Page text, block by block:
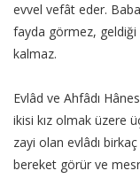
evvel vefât eder.
fayda görmez,
kalmaz.
Evlâd ve Ahfâdı
ikisi kız olmak üzere
zayi olan evlâdı
bereket görür ve